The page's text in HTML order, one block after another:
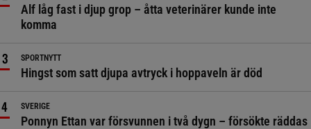
Alf låg fast i djup grop – åtta veterinärer kunde inte
komma
SPORTNYTT
Hingst som satt djupa avtryck i hoppaveln är död
SVERIGE
Ponnyn Ettan var försvunnen i två dygn – försökte räddas